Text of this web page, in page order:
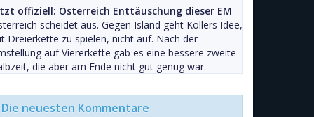
offiziell: Österreich Enttäuschung dieser EM
scheidet aus. Gegen Island geht Kollers Idee,
Dreierkette zu spielen, nicht auf. Nach der
auf Viererkette gab es eine bessere zweite
die aber am Ende nicht gut genug war.
Die neuesten Kommentare